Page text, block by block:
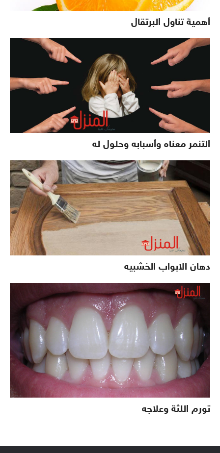
أهمية تناول البرتقال
التنمر معناه وأسبابه وحلول له
دهان الابواب الخشبيه
تورم اللثة وعلاجه